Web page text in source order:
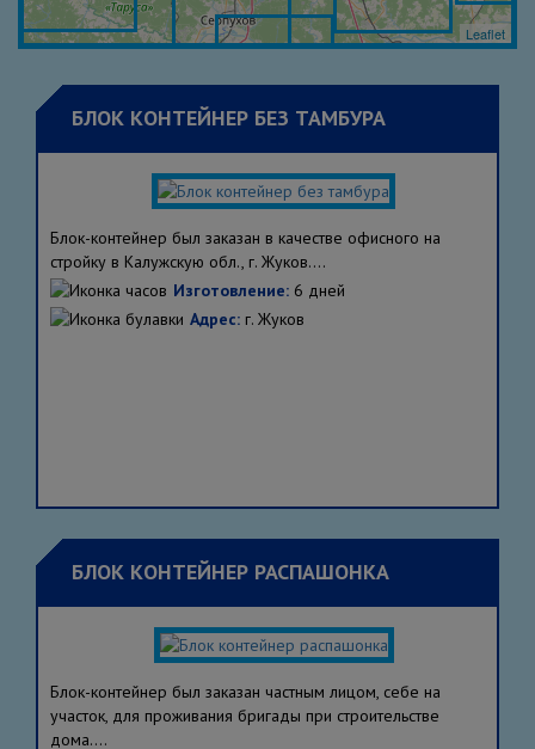
Leaflet
БЛОК КОНТЕЙНЕР БЕЗ ТАМБУРА
Блок-контейнер был заказан в качестве офисного на
стройку в Калужскую обл., г. Жуков....
Изготовление: 6 дней
Адрес: г. Жуков
БЛОК КОНТЕЙНЕР РАСПАШОНКА
Блок-контейнер был заказан частным лицом, себе на
участок, для проживания бригады при строительстве
дома....